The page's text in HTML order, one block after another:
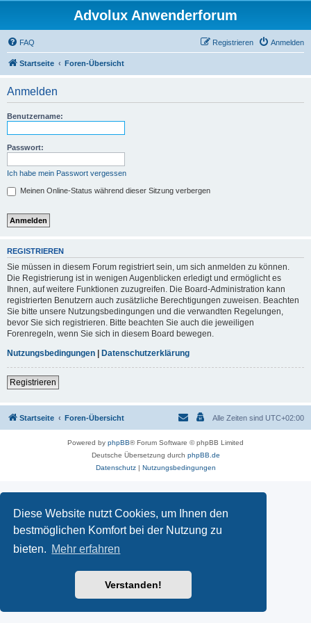
Diese Website nutzt Cookies, um Ihnen den
bestmöglichen Komfort bei der Nutzung zu
bieten. Mehr erfahren
Verstanden!
Advolux Anwenderforum
FAQ Anmelden
Registrieren
Startseite Foren-Übersicht
Anmelden
Benutzername:
Passwort:
Ich habe mein Passwort vergessen
Meinen Online-Status während dieser Sitzung verbergen
REGISTRIEREN
Sie müssen in diesem Forum registriert sein, um sich anmelden zu können.
Die Registrierung ist in wenigen Augenblicken erledigt und ermöglicht es
Ihnen, auf weitere Funktionen zuzugreifen. Die Board-Administration kann
registrierten Benutzern auch zusätzliche Berechtigungen zuweisen. Beachten
Sie bitte unsere Nutzungsbedingungen und die verwandten Regelungen,
bevor Sie sich registrieren. Bitte beachten Sie auch die jeweiligen
Forenregeln, wenn Sie sich in diesem Board bewegen.
Nutzungsbedingungen
Datenschutzerklärung
Registrieren
Startseite Foren-Übersicht Alle Zeiten sind UTC+02:00
Powered by phpBB® Forum Software © phpBB Limited
Deutsche Übersetzung durch phpBB.de
Datenschutz| Nutzungsbedingungen